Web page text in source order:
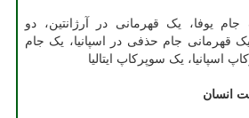
جام یوفا، یک قهرمانی در آرژانتین، دو
یک قهرمانی جام حذفی در اسپانیا، یک جام
اسپانیا، یک سوپرکاپ ایتالیا
انسان